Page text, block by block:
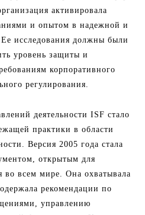
активировала
и опытом в надежной и
исследования должны были
уровень защиты и
корпоративного
регулирования.
деятельности ISF стало
практики в области
Версия 2005 года стала
открытым для
во всем мире. Она охватывала
рекомендации по
управлению